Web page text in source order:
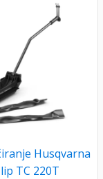
Husqvarna
TC 220T